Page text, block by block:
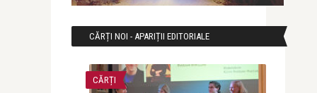
CĂRȚI NOI - APARIȚII EDITORIALE
CĂRȚI